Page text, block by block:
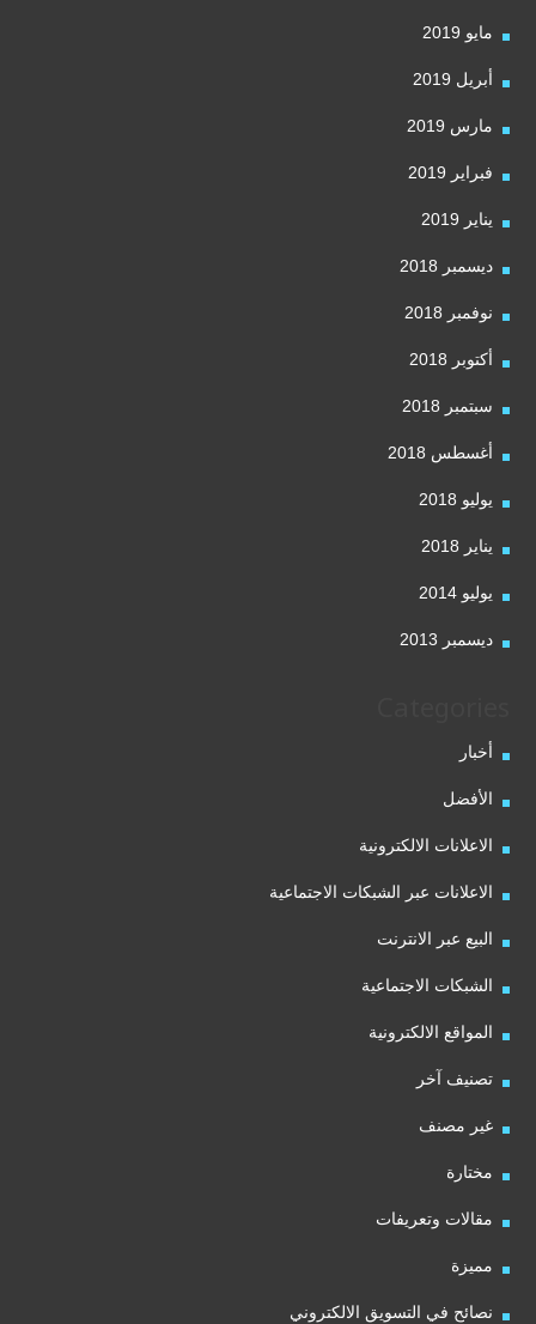
مايو 2019
أبريل 2019
مارس 2019
فبراير 2019
يناير 2019
ديسمبر 2018
نوفمبر 2018
أكتوبر 2018
سبتمبر 2018
أغسطس 2018
يوليو 2018
يناير 2018
يوليو 2014
ديسمبر 2013
أخبار
الأفضل
الاعلانات الالكترونية
الاعلانات عبر الشبكات الاجتماعية
البيع عبر الانترنت
الشبكات الاجتماعية
المواقع الالكترونية
تصنيف آخر
غير مصنف
مختارة
مقالات وتعريفات
مميزة
نصائح في التسويق الالكتروني